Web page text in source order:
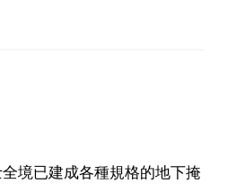
境已建成各種規格的地下掩